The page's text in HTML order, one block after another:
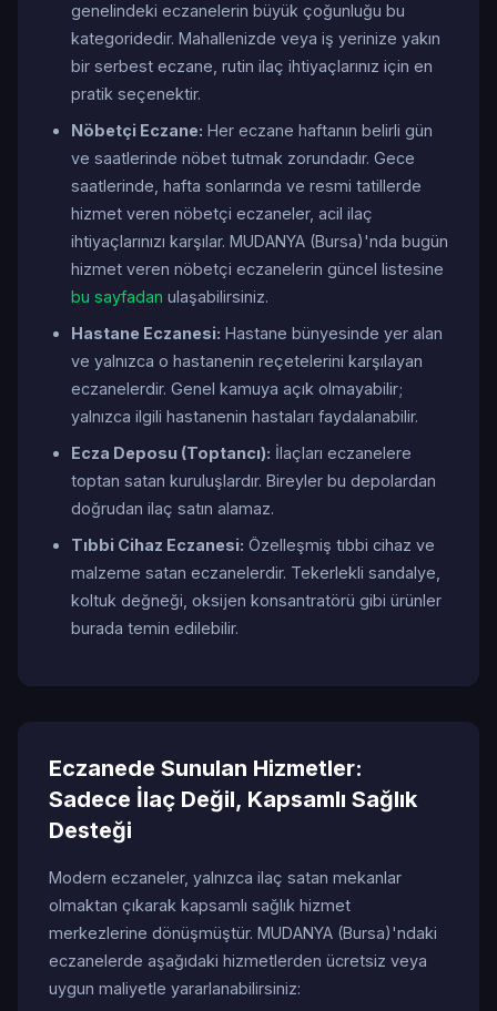
genelindeki eczanelerin büyük çoğunluğu bu
kategoridedir. Mahallenizde veya iş yerinize yakın
bir serbest eczane, rutin ilaç ihtiyaçlarınız için en
pratik seçenektir.
Nöbetçi Eczane: Her eczane haftanın belirli gün
ve saatlerinde nöbet tutmak zorundadır. Gece
saatlerinde, hafta sonlarında ve resmi tatillerde
hizmet veren nöbetçi eczaneler, acil ilaç
ihtiyaçlarınızı karşılar. MUDANYA (Bursa)'nda bugün
hizmet veren nöbetçi eczanelerin güncel listesine
bu sayfadan ulaşabilirsiniz.
Hastane Eczanesi: Hastane bünyesinde yer alan
ve yalnızca o hastanenin reçetelerini karşılayan
eczanelerdir. Genel kamuya açık olmayabilir;
yalnızca ilgili hastanenin hastaları faydalanabilir.
Ecza Deposu (Toptancı): İlaçları eczanelere
toptan satan kuruluşlardır. Bireyler bu depolardan
doğrudan ilaç satın alamaz.
Tıbbi Cihaz Eczanesi: Özelleşmiş tıbbi cihaz ve
malzeme satan eczanelerdir. Tekerlekli sandalye,
koltuk değneği, oksijen konsantratörü gibi ürünler
burada temin edilebilir.
Eczanede Sunulan Hizmetler:
Sadece İlaç Değil, Kapsamlı Sağlık
Desteği
Modern eczaneler, yalnızca ilaç satan mekanlar
olmaktan çıkarak kapsamlı sağlık hizmet
merkezlerine dönüşmüştür. MUDANYA (Bursa)'ndaki
eczanelerde aşağıdaki hizmetlerden ücretsiz veya
uygun maliyetle yararlanabilirsiniz: